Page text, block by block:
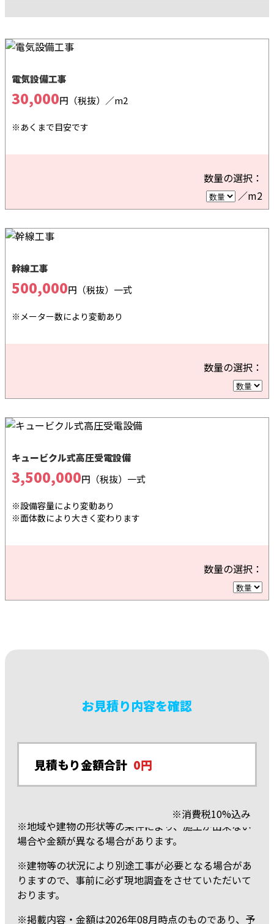
電気設備工事
30,000円（税抜） ／m2
※あくまで目安です
数量の選択：
／m2
幹線工事
500,000円（税抜） 一式
※メーター数により変動あり
数量の選択：
キュービクル式高圧受電設備
3,500,000円（税抜） 一式
※設備容量により変動あり
※面体数により大きく変わります
数量の選択：
お見積り内容を確認
見積もり金額合計 0
※消費税10%込み
※地域や建物の形状等の条件により、施工が出来ない
場合や金額が異なる場合があります。
※建物等の状況により別途工事が必要となる場合があ
りますので、事前に必ず現地調査をさせていただいて
おります。
※掲載内容・金額は2026年08月時点のものであり、予